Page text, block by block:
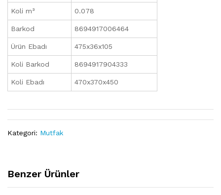
Koli m³ 0.078
Barkod 8694917006464
Ürün Ebadı 475x36x105
Koli Barkod 8694917904333
Koli Ebadı 470x370x450
Kategori: Mutfak
Benzer Ürünler